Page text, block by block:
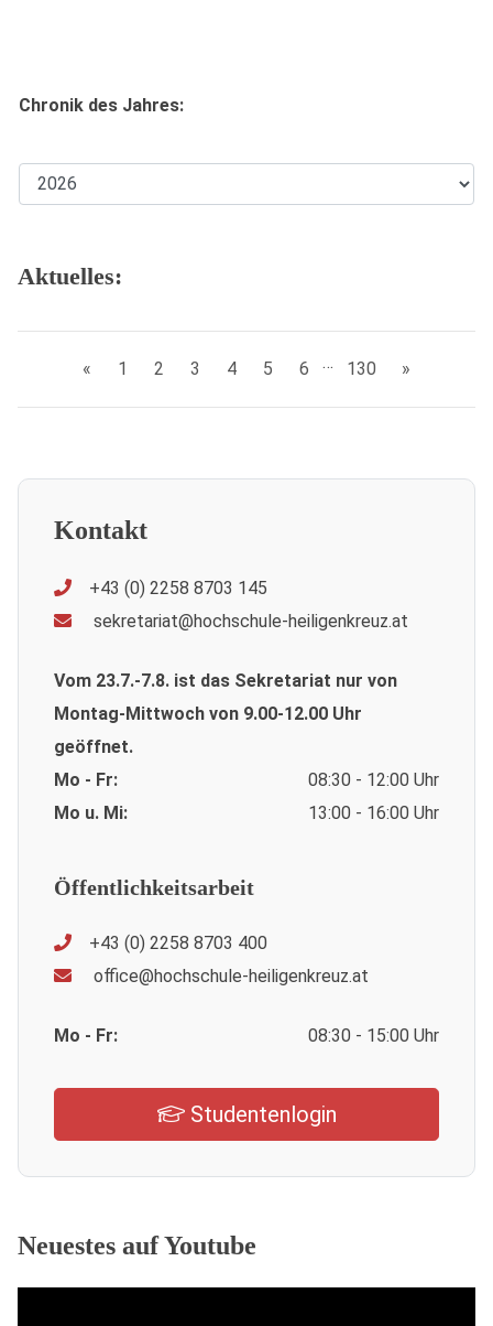
Chronik des Jahres:
Aktuelles:
« 1 2 3 4 5 6 … 130 »
Kontakt
+43 (0) 2258 8703 145
sekretariat@hochschule-heiligenkreuz.at
Vom 23.7.-7.8. ist das Sekretariat nur von
Montag-Mittwoch von 9.00-12.00 Uhr
geöffnet.
Mo - Fr:
08:30 - 12:00 Uhr
Mo u. Mi:
13:00 - 16:00 Uhr
Öffentlichkeitsarbeit
+43 (0) 2258 8703 400
office@hochschule-heiligenkreuz.at
Mo - Fr: 08:30 - 15:00 Uhr
Studentenlogin
Neuestes auf Youtube